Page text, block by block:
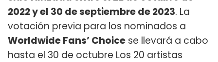
2022 y el 30 de septiembre de 2023. La
votación previa para los nominados a
Worldwide Fans’ Choice se llevará a cabo
hasta el 30 de octubre Los 20 artistas